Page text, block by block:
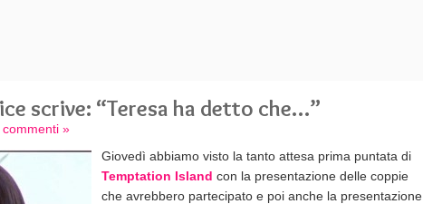
scrive: “Teresa ha detto che…”
commenti »
Giovedì abbiamo visto la tanto attesa prima puntata di
Temptation Island con la presentazione delle coppie
che avrebbero partecipato e poi anche la presentazione